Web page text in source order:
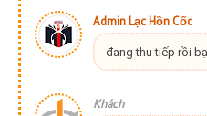
Admin Lạc Hồn Cốc
đang thu tiếp rồi
Khách